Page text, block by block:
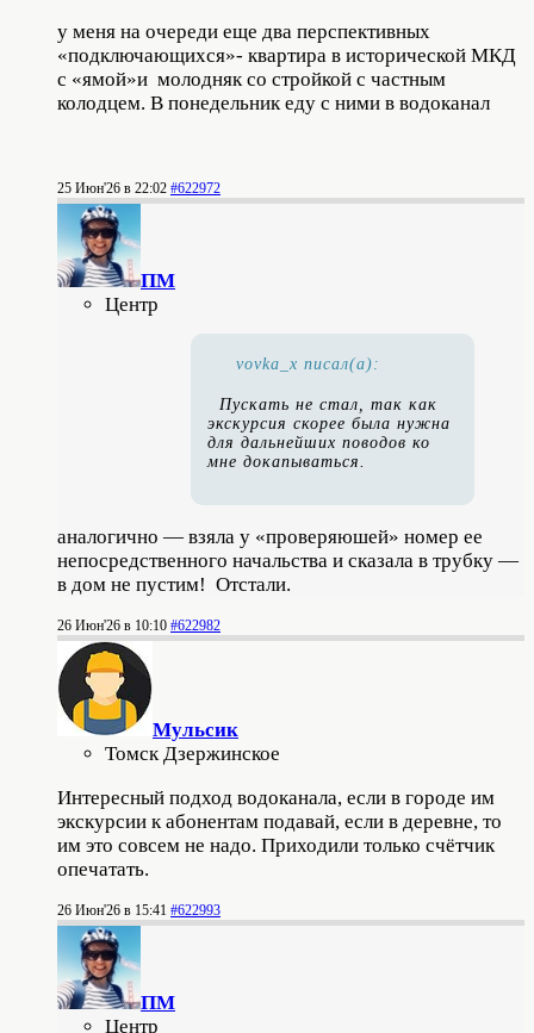
у меня на очереди еще два перспективных
«подключающихся»- квартира в исторической МКД
с «ямой»и молодняк со стройкой с частным
колодцем. В понедельник еду с ними в водоканал
25 Июн'26 в 22:02 #622972
ПМ
Центр
vovka_x писал(а):
Пускать не стал, так как
экскурсия скорее была нужна
для дальнейших поводов ко
мне докапываться.
аналогично — взяла у «проверяюшей» номер ее
непосредственного начальства и сказала в трубку —
в дом не пустим! Отстали.
26 Июн'26 в 10:10 #622982
Мульсик
Томск Дзержинское
Интересный подход водоканала, если в городе им
экскурсии к абонентам подавай, если в деревне, то
им это совсем не надо. Приходили только счётчик
опечатать.
26 Июн'26 в 15:41 #622993
ПМ
Центр